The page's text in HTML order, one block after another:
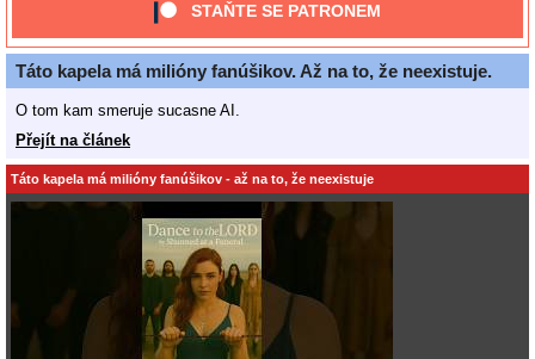
STAŇTE SE PATRONEM
Táto kapela má milióny fanúšikov. Až na to, že neexistuje.
O tom kam smeruje sucasne AI.
Přejít na článek
Táto kapela má milióny fanúšikov - až na to, že neexistuje